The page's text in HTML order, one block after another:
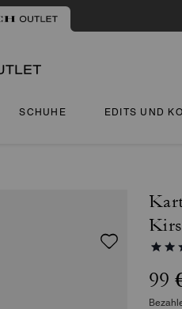
SCHUHE EDITS UND
99